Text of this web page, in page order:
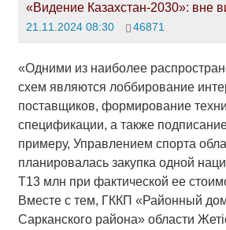
«Видение Казахстан-2030»: вне
21.11.2024 08:30 46871
«Одними из наиболее
схем являются лоббирование
поставщиков, формирование
спецификации, а также
примеру, Управлением спорта
планировалась закупка одной
Т13 млн при фактической ее
Вместе с тем, ГККП «Районный
Сарканского района» области